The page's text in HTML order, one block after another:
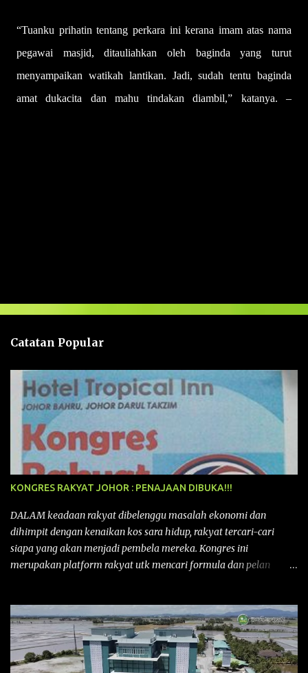
“Tuanku prihatin tentang perkara ini kerana imam atas nama
pegawai masjid, ditauliahkan oleh baginda yang turut
menyampaikan watikah lantikan. Jadi, sudah tentu baginda
amat dukacita dan mahu tindakan diambil,” katanya. –
a
n
Catatan Popular
KONGRES RAKYAT JOHOR : PENAJAAN DIBUKA!!!
DALAM keadaan rakyat dibelenggu masalah ekonomi dan
dihimpit dengan kenaikan kos sara hidup, rakyat tercari-cari
siapa yang akan menjadi pembela mereka. Kongres ini
merupakan platform rakyat utk mencari formula dan pelan
pertama yang telah diadakan pada 12 September 2015 di Shah
Alam, Selangor, di peringkat kebangsaan dengan tema
“MEMBINA MALAYSIA SEJAHTERA”, Kongre s Rakyat di
peringkat negeri-negeri mula diadakan. Isu-isu rakyat yang telah